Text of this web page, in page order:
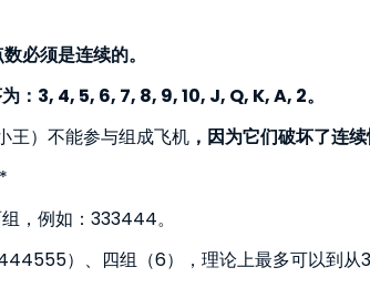
必须是连续的。
：3, 4, 5, 6, 7, 8, 9, 10, J, Q, K, A, 2。
王）不能参与组成飞机 ，因为它们破坏了连续
，例如：333444。
）、四组（6），理论上最多可以到从